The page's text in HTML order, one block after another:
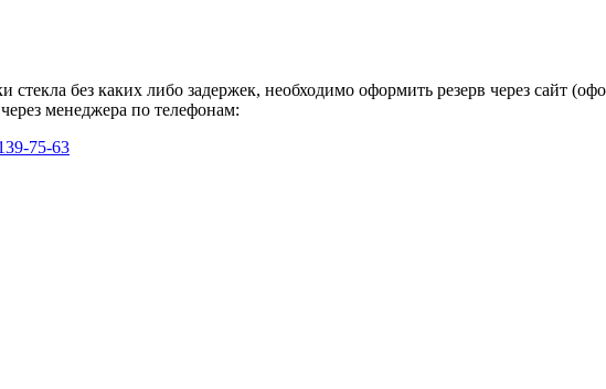
без каких либо задержек, необходимо оформить резерв через сайт
менеджера по телефонам:
75-63